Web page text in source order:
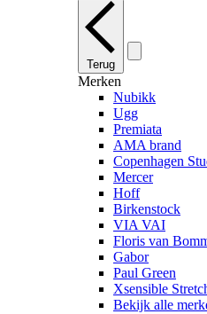
Terug
Merken
Nubikk
Ugg
Premiata
AMA brand
Copenhagen
Mercer
Hoff
Birkenstock
VIA VAI
Floris van
Gabor
Paul Green
Xsensible
Bekijk alle